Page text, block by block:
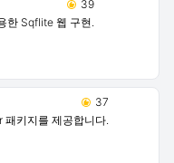
39
한 Sqflite 웹 구현.
37
패키지를 제공합니다.